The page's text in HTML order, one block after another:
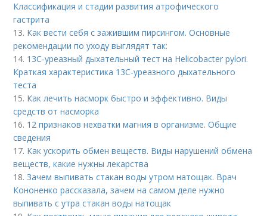
Классификация и стадии развития атрофического
гастрита
13. Как вести себя с зажившим пирсингом. Основные
рекомендации по уходу выглядят так:
14. 13С-уреазный дыхательный тест на Helicobacter pylori.
Краткая характеристика 13С-уреазного дыхательного
теста
15. Как лечить насморк быстро и эффективно. Виды
средств от насморка
16. 12 признаков нехватки магния в организме. Общие
сведения
17. Как ускорить обмен веществ. Виды нарушений обмена
веществ, какие нужны лекарства
18.Зачем выпивать стакан воды утром натощак. Врач
Кононенко рассказала, зачем на самом деле нужно
выпивать с утра стакан воды натощак